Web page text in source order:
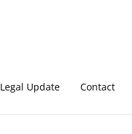
Legal Update Contact